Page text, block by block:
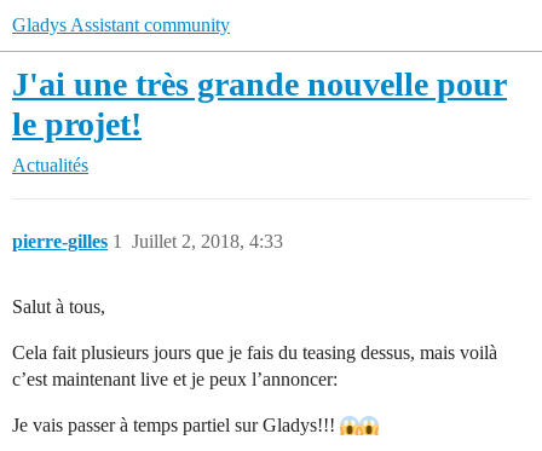
Gladys Assistant community
J'ai une très grande nouvelle pour
le projet!
Actualités
pierre-gilles Juillet 2, 2018, 4:33
1
Salut à tous,
Cela fait plusieurs jours que je fais du teasing dessus, mais voilà
c’est maintenant live et je peux l’annoncer:
Je vais passer à temps partiel sur Gladys!!!